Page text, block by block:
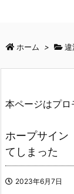
ホーム > 違
本ページはプ
ホープサイン
てしまった
2023年6月7日